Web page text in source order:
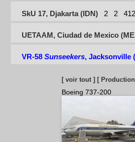
SkU 17, Djakarta (IDN) 2 2 412
UETAAM, Ciudad de Mexico
VR-58 Sunseekers, Jacksonville
[ voir tout ] [
Boeing 737-200